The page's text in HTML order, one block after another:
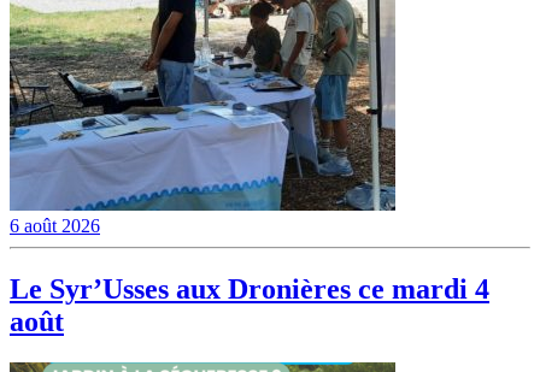
6 août 2026
Le Syr’Usses aux Dronières ce mardi 4
août